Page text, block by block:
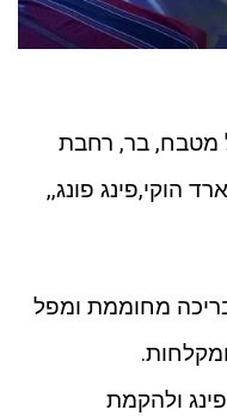
מטבח, בר, רחבת
הוקי,פינג פונג,,
מחוממת ומפל
ולהקמת